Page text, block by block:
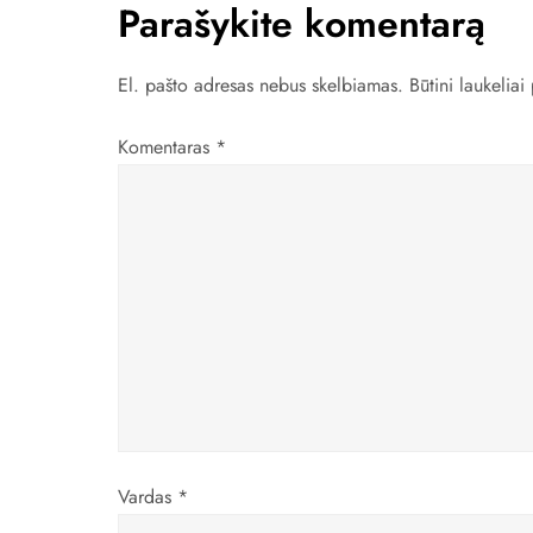
g
a
c
r
Parašykite komentarą
El. pašto adresas nebus skelbiamas. Būtini laukeliai
Komentaras *
Vardas *